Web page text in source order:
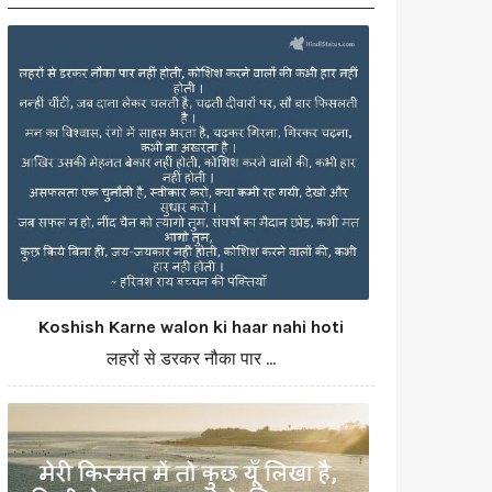
Koshish Karne walon ki haar nahi hoti
लहरों से डरकर नौका पार ...